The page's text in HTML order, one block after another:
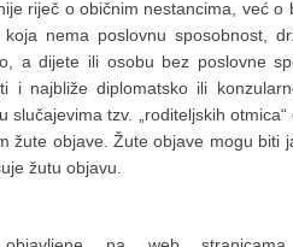
riječ o običnim nestancima, već
nema poslovnu sposobnost,
a dijete ili osobu bez poslovne
i najbliže diplomatsko ili
tzv. „roditeljskih
žute objave. Žute objave mogu biti
žutu objavu.